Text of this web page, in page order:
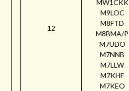
12
MW1CKK
M9LOC
M8FTD
M8BMA/P
M7UDO
M7NNB
M7LLW
M7KHF
M7KEO